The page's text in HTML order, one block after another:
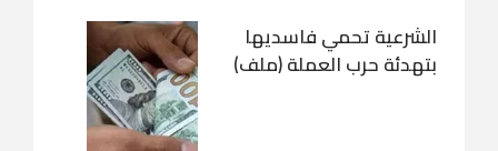
الشرعية تحمي فاسديها
بتهدئة حرب العملة (ملف)